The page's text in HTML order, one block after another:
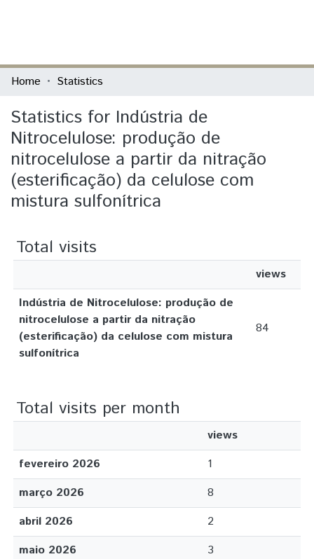
Communities & Collections
All of DSpace
Home Statistics
Statistics for Indústria de
Nitrocelulose: produção de
nitrocelulose a partir da nitração
(esterificação) da celulose com
mistura sulfonítrica
Total visits
views
Indústria de Nitrocelulose: produção de
nitrocelulose a partir da nitração
(esterificação) da celulose com mistura
sulfonítrica
84
Total visits per month
views
fevereiro 2026
1
março 2026
8
abril 2026
2
maio 2026
3